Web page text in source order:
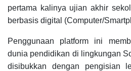
pertama kalinya ujian akhir
berbasis digital (Computer/
Penggunaan platform ini
dunia pendidikan di lingkungan
disibukkan dengan pengisian